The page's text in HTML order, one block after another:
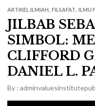
ARTIKEL ILMIAH, FILSAFAT, ILMU
JILBAB
SIMBOL:
CLIFFORD
DANIEL L.
By :